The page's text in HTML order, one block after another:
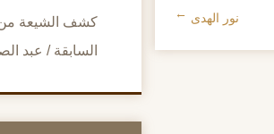
نور الهدى →
كشف الشيعة من
السابقة / عبد